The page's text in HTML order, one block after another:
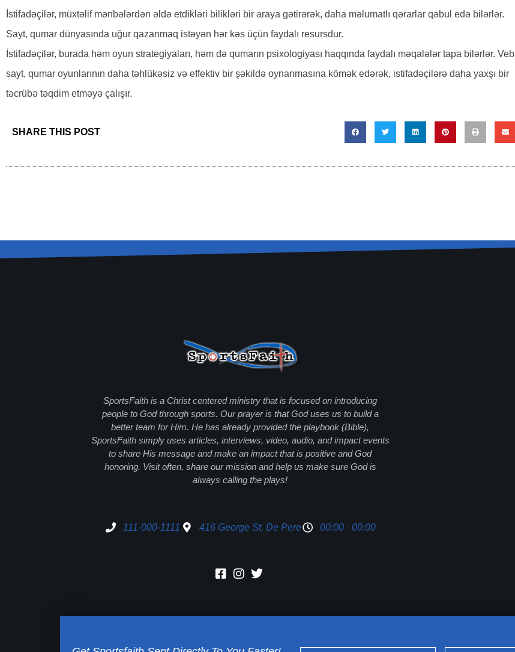
İstifadəçilər, müxtəlif mənbələrdən əldə etdikləri bilikləri bir araya gətirərək, daha məlumatlı qərarlar qəbul edə bilərlər.
Sayt, qumar dünyasında uğur qazanmaq istəyən hər kəs üçün faydalı resursdur.
İstifadəçilər, burada həm oyun strategiyaları, həm də qumarın psixologiyası haqqında faydalı məqalələr tapa bilərlər. Veb
sayt, qumar oyunlarının daha təhlükəsiz və effektiv bir şəkildə oynanmasına kömək edərək, istifadəçilərə daha yaxşı bir
təcrübə təqdim etməyə çalışır.
SHARE THIS POST
SportsFaith is a Christ centered ministry that is focused on introducing
people to God through sports. Our prayer is that God uses us to build a
better team for Him. He has already provided the playbook (Bible),
SportsFaith simply uses articles, interviews, video, audio, and impact events
to share His message and make an impact that is positive and God
honoring. Visit often, share our mission and help us make sure God is
always calling the plays!
111-000-1111 416 George St, De Pere 00:00 - 00:00